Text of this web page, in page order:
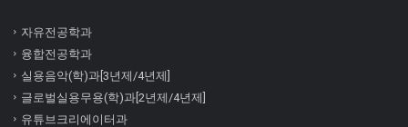
자유전공학과
융합전공학과
실용음악(학)과[3년제/4년제]
글로벌실용무용(학)과[2년제/4년제]
유튜브크리에이터과